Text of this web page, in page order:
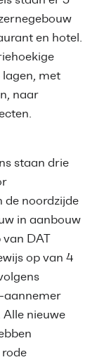
en hotel.
lagen, met
naar
staan drie
de noordzijde
in aanbouw
DAT
op van 4
aannemer
Alle nieuwe